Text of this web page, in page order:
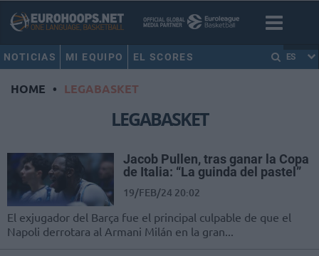
NOTICIAS MI EQUIPO EL SCORES ES
HOME • LEGABASKET
LEGABASKET
Jacob Pullen, tras ganar la Copa
de Italia: “La guinda del pastel”
19/FEB/24 20:02
El exjugador del Barça fue el principal culpable de que el
Napoli derrotara al Armani Milán en la gran...